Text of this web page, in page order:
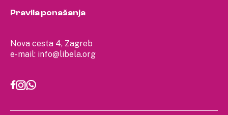
Nova cesta 4, Zagreb
e-mail: info@libela.org
Pravila ponašanja